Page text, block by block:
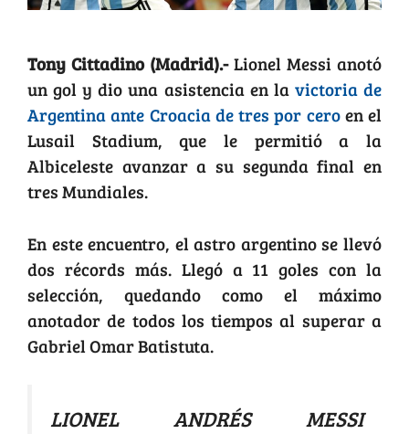
Tony Cittadino (Madrid).-Lionel Messi anotó
un gol y dio una asistencia en la victoria de
Argentina ante Croacia de tres por ceroen el
Lusail Stadium, que le permitió a la
Albiceleste avanzar a su segunda final en
tres Mundiales.
En este encuentro, el astro argentino se llevó
dos récords más. Llegó a 11 goles con la
selección, quedando como el máximo
anotador de todos los tiempos al superar a
Gabriel Omar Batistuta.
LIONEL ANDRÉS MESSI